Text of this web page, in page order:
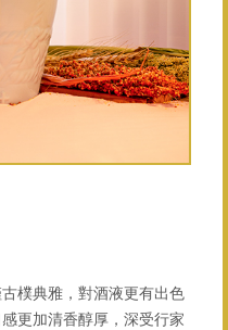
樸典雅，對酒液更有出色
更加清香醇厚，深受行家